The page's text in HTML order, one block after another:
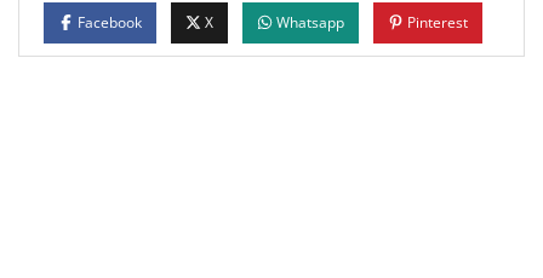
Facebook X Whatsapp Pinterest